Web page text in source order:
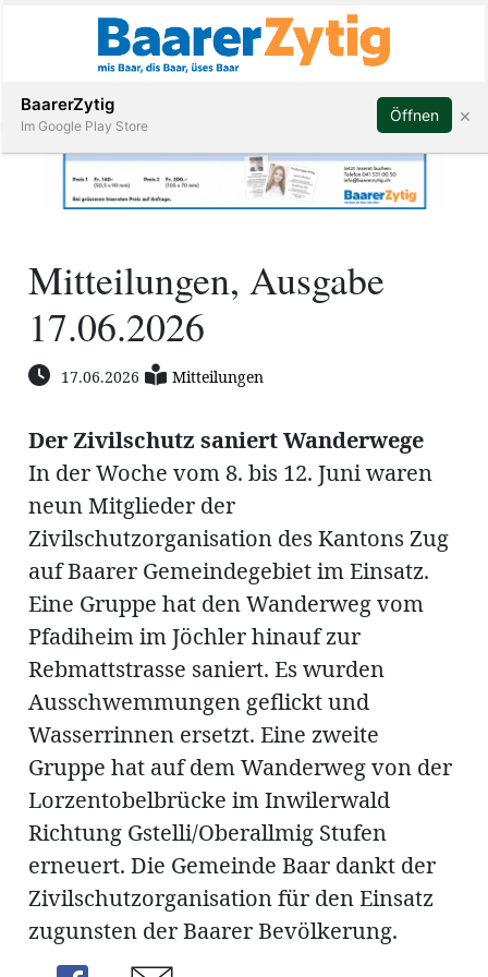
Veranstaltungen
Stellen
Amtliche
Mitteilungen
Baustellen
Abonnieren
Mitteilungen, Ausgabe
17.06.2026
17.06.2026 Mitteilungen
Der Zivilschutz saniert Wanderwege
In der Woche vom 8. bis 12. Juni waren
neun Mitglieder der
Zivilschutzorganisation des Kantons Zug
auf Baarer Gemeindegebiet im Einsatz.
Eine Gruppe hat den Wanderweg vom
Pfadiheim im Jöchler hinauf zur
Rebmattstrasse saniert. Es wurden
Ausschwemmungen geflickt und
Wasserrinnen ersetzt. Eine zweite
Gruppe hat auf dem Wanderweg von der
Lorzentobelbrücke im Inwilerwald
Richtung Gstelli/Oberallmig Stufen
erneuert. Die Gemeinde Baar dankt der
Zivilschutzorganisation für den Einsatz
zugunsten der Baarer Bevölkerung.
BaarerZytig
Im Google Play Store
Öffnen ×